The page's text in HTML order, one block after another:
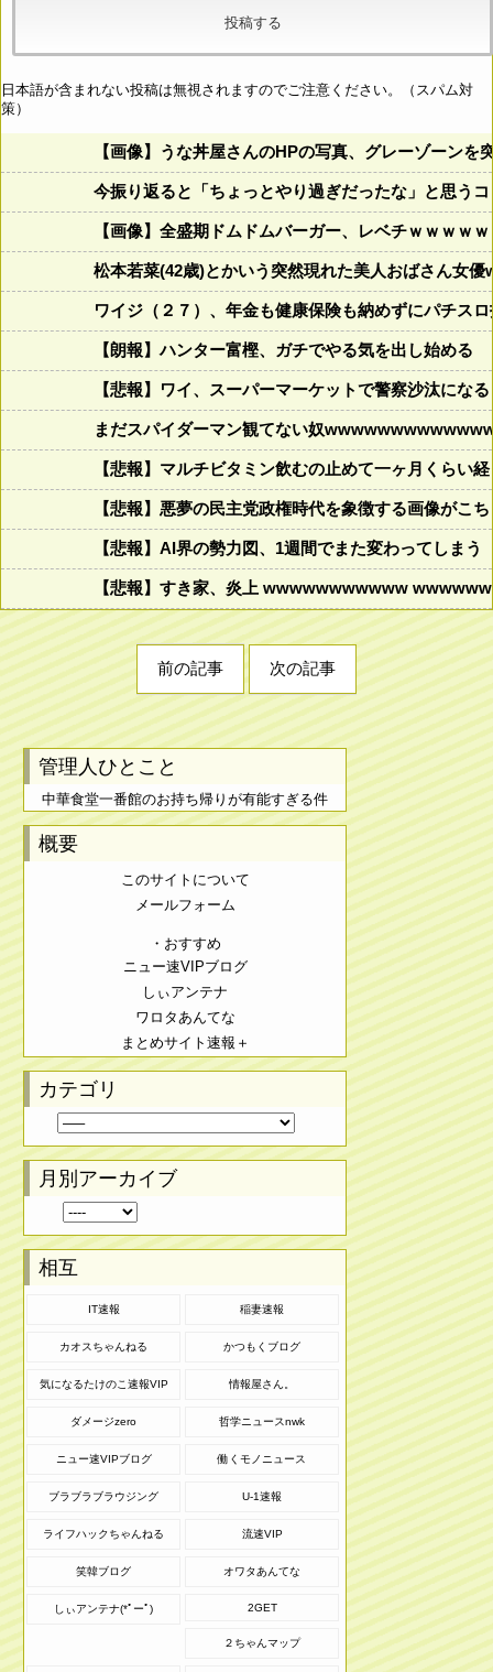
日本語が含まれない投稿は無視されますのでご注意ください。（スパム対
策）
【画像】うな丼屋さんのHPの写真、グレーゾーンを
今振り返ると「ちょっとやり過ぎだったな」と思う
【画像】全盛期ドムドムバーガー、レベチｗｗｗｗ
松本若菜(42歳)とかいう突然現れた美人おばさん女優
ワイジ（２７）、年金も健康保険も納めずにパチス
【朗報】ハンター富樫、ガチでやる気を出し始める
【悲報】ワイ、スーパーマーケットで警察沙汰にな
まだスパイダーマン観てない奴
【悲報】マルチビタミン飲むの止めて一ヶ月くらい
【悲報】悪夢の民主党政権時代を象徴する画像がこ
【悲報】AI界の勢力図、1週間でまた変わってしまう
【悲報】すき家、炎上 wwwwwwwwwww
前の記事 次の記事
管理人ひとこと
中華食堂一番館のお持ち帰りが有能すぎる件
概要
このサイトについて
メールフォーム
・おすすめ
ニュー速VIPブログ
しぃアンテナ
ワロタあんてな
まとめサイト速報＋
カテゴリ
月別アーカイブ
相互
IT速報 稲妻速報
カオスちゃんねる かつもくブログ
気になるたけのこ速報VIP 情報屋さん。
ダメージzero 哲学ニュースnwk
ニュー速VIPブログ 働くモノニュース
ブラブラブラウジング U-1速報
ライフハックちゃんねる 流速VIP
笑韓ブログ オワタあんてな
しぃアンテナ(*ﾟーﾟ) 2GET
２ちゃんマップ